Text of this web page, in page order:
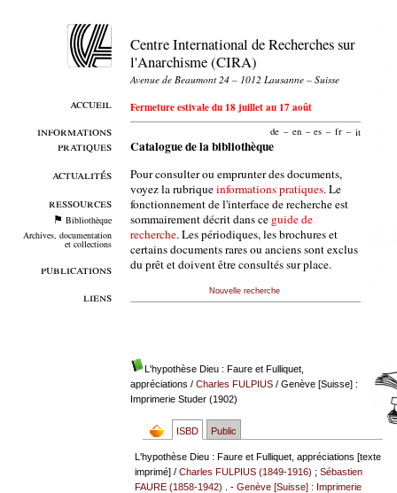
accueil
informations
pratiques
actualités
ressources
Bibliothèque
Archives, documentation
et collections
publications
liens
Centre International de Recherches sur
l'Anarchisme (CIRA)
Avenue de Beaumont 24 – 1012 Lausanne – Suisse
Fermeture estivale du 18 juillet au 17 août
de – en – es – fr – it
Catalogue de la bibliothèque
Pour consulter ou emprunter des documents,
voyez la rubriqueinformations pratiques. Le
fonctionnement de l'interface de recherche est
sommairement décrit dans ce guide de
recherche. Les périodiques, les brochures et
certains documents rares ou anciens sont exclus
du prêt et doivent être consultés sur place.
Nouvelle recherche
L'hypothèse Dieu : Faure et Fulliquet,
appréciations / Charles FULPIUS/ Genève [Suisse] :
Imprimerie Studer (1902)
ISBD Public
L'hypothèse Dieu : Faure et Fulliquet, appréciations [texte
imprimé] /Charles FULPIUS (1849-1916) ;Sébastien
FAURE (1858-1942)
. -Genève [Suisse] : Imprimerie